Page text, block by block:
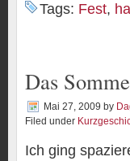
Tags: Fest,
Das
Mai 27, 2009 by
Filed under
Ich ging